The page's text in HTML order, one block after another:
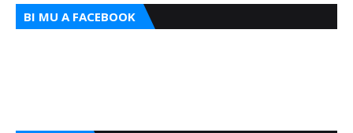
BI MU A FACEBOOK